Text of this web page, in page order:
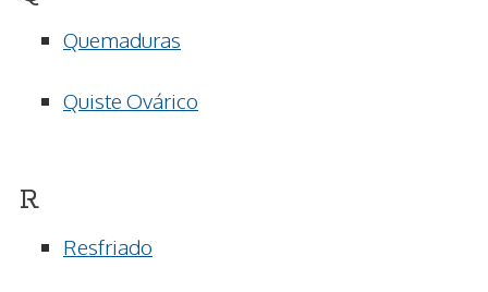
Quemaduras
Quiste Ovárico
R
Resfriado